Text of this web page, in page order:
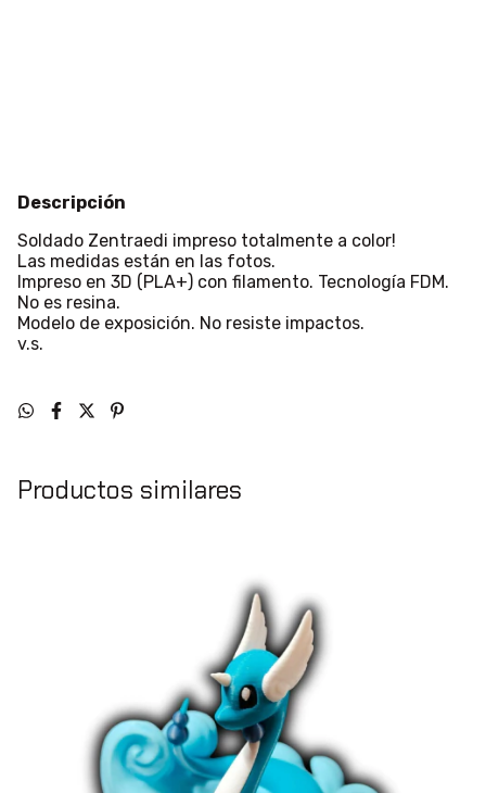
Descripción
Soldado Zentraedi impreso totalmente a color!
Las medidas están en las fotos.
Impreso en 3D (PLA+) con filamento. Tecnología FDM.
No es resina.
Modelo de exposición. No resiste impactos.
v.s.
Productos similares